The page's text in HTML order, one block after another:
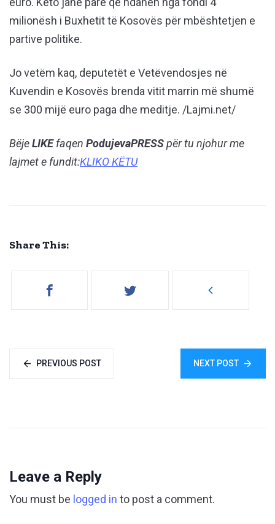
milionësh i Buxhetit të Kosovës për mbështetjen e
partive politike.
Jo vetëm kaq, deputetët e Vetëvendosjes në
Kuvendin e Kosovës brenda vitit marrin më shumë
se 300 mijë euro paga dhe meditje. /Lajmi.net/
BëjeLIKEfaqen PodujevaPRESSpër tu njohur me
lajmet e fundit:KLIKO KËTU
Share This:
PREVIOUS POST NEXT POST
Leave a Reply
You must be logged in to post a comment.